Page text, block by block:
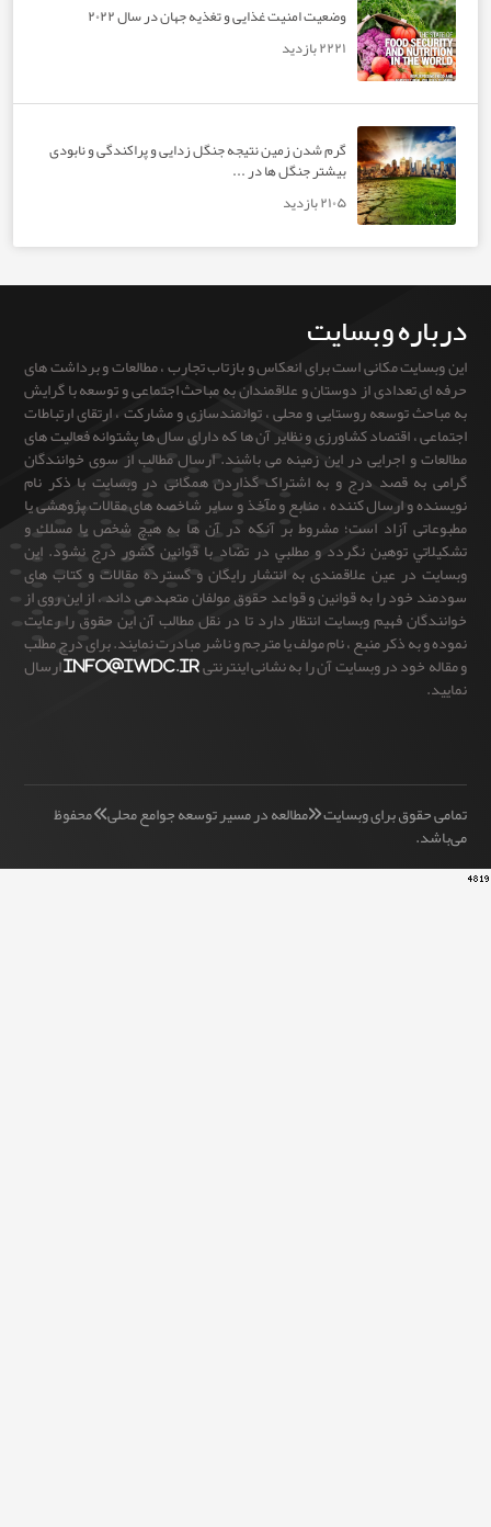
وضعیت امنیت غذایی و تغذیه جهان در سال ۲۰۲۲
۲۲۲۱ بازدید
گرم شدن زمین نتیجه جنگل زدایی و پراکندگی و نابودی
بیشتر جنگل ها در ...
۲۱۰۵ بازدید
وبسایت
مکانی است برای انعکاس و بازتاب تجارب ، مطالعات و برداشت های
از دوستان و علاقمندان به مباحث اجتماعی و توسعه با گرایش
توسعه روستایی و محلی ، توانمندسازی و مشارکت ، ارتقای ارتباطات
، اقتصاد کشاورزی و نظایر آن ها که دارای سال ها پشتوانه فعالیت های
و اجرایی در این زمینه می باشند. ارسال مطالب از سوی خوانندگان
قصد درج و به اشتراک گذاردن همگانی در وبسایت با ذکر نام
و ارسال کننده ، منابع و مآخذ و سایر شاخصه های مقالات پژوهشی یا
آزاد است؛ مشروط بر آنكه در آن ها به هيچ شخص يا مسلك و
توهين نگردد و مطلبي در تضاد با قوانين كشور درج نشود. این
عین علاقمندی به انتشار رایگان و گسترده مقالات و کتاب های
را به قوانین و قواعد حقوق مولفان متعهد می داند ، از این روی از
فهیم وبسایت انتظار دارد تا در نقل مطالب آن این حقوق را رعایت
ذکر منبع ، نام مولف یا مترجم و ناشر مبادرت نمایند. برای درج مطلب
در وبسایت آن را به نشانی اینترنتیinfo@iwdc.irارسال
برای وبسایت «مطالعه در مسیر توسعه جوامع محلی» محفوظ